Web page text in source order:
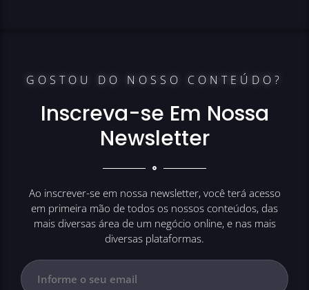
GOSTOU DO NOSSO CONTEÚDO?
Inscreva-se Em Nossa
Newsletter
Ao inscrever-se em nossa newsletter, você terá acesso
em primeira mão de todos os nossos conteúdos, das
mais diversas área de um negócio online, e nas mais
diversas plataformas.